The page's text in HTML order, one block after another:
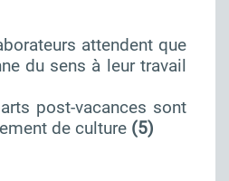
attendent que
du sens à leur travail
post-vacances sont
de culture (5)